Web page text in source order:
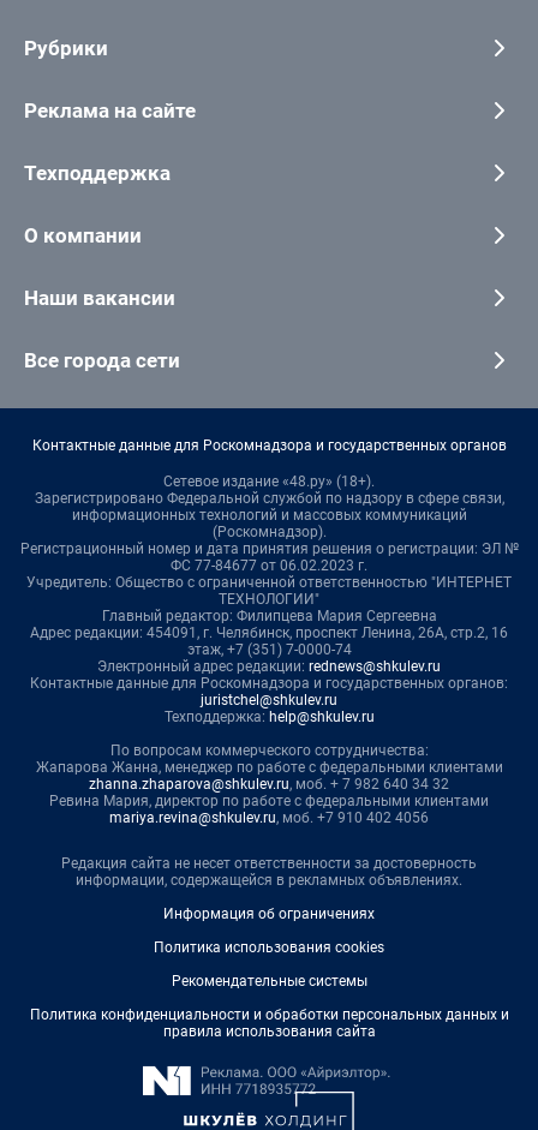
Рубрики
Реклама на сайте
Техподдержка
О компании
Наши вакансии
Все города сети
Контактные данные для Роскомнадзора и государственных органов
Сетевое издание «48.ру» (18+).
Зарегистрировано Федеральной службой по надзору в сфере связи,
информационных технологий и массовых коммуникаций
(Роскомнадзор).
Регистрационный номер и дата принятия решения о регистрации: ЭЛ №
ФС 77-84677 от 06.02.2023 г.
Учредитель: Общество с ограниченной ответственностью "ИНТЕРНЕТ
ТЕХНОЛОГИИ"
Главный редактор: Филипцева Мария Сергеевна
Адрес редакции: 454091, г. Челябинск, проспект Ленина, 26А, стр.2, 16
этаж, +7 (351) 7-0000-74
Электронный адрес редакции: rednews@shkulev.ru
Контактные данные для Роскомнадзора и государственных органов:
juristchel@shkulev.ru
Техподдержка: help@shkulev.ru
По вопросам коммерческого сотрудничества:
Жапарова Жанна, менеджер по работе с федеральными клиентами
zhanna.zhaparova@shkulev.ru, моб. + 7 982 640 34 32
Ревина Мария, директор по работе с федеральными клиентами
mariya.revina@shkulev.ru, моб. +7 910 402 4056
Редакция сайта не несет ответственности за достоверность
информации, содержащейся в рекламных объявлениях.
Информация об ограничениях
Политика использования cookies
Рекомендательные системы
Политика конфиденциальности и обработки персональных данных и
правила использования сайта